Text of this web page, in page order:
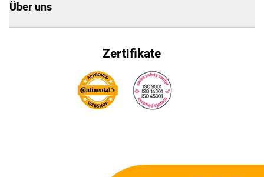
Über uns
Zertifikate